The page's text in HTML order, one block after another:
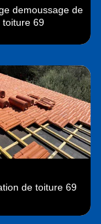
demoussage de
toiture 69
de toiture 69